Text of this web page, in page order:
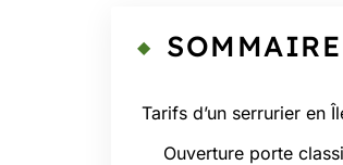
SOMMAIRE
Tarifs d’un serrurier en
Ouverture porte